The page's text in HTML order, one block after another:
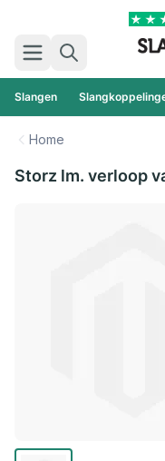
Zoek
Slangen
Home
Storz lm. verloop